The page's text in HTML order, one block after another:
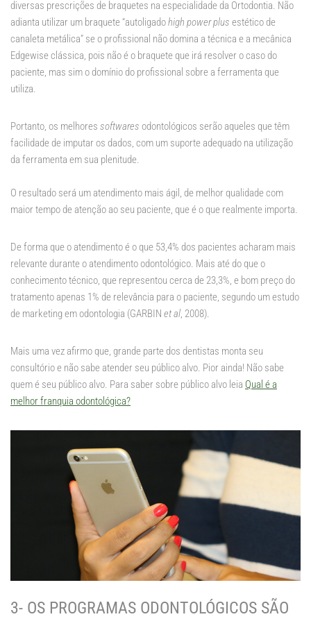
diversas prescrições de braquetes na especialidade da Ortodontia. Não
adianta utilizar um braquete “autoligadohigh power plus estético de
canaleta metálica” se o profissional não domina a técnica e a mecânica
Edgewise clássica, pois não é o braquete que irá resolver o caso do
paciente, mas sim o domínio do profissional sobre a ferramenta que
utiliza.
Portanto, os melhores softwares odontológicos serão aqueles que têm
facilidade de imputar os dados, com um suporte adequado na utilização
da ferramenta em sua plenitude.
O resultado será um atendimento mais ágil, de melhor qualidade com
maior tempo de atenção ao seu paciente, que é o que realmente importa.
De forma que o atendimento é o que 53,4% dos pacientes acharam mais
relevante durante o atendimento odontológico. Mais até do que o
conhecimento técnico, que representou cerca de 23,3%, e bom preço do
tratamento apenas 1% de relevância para o paciente, segundo um estudo
de marketing em odontologia (GARBIN et al, 2008).
Mais uma vez afirmo que, grande parte dos dentistas monta seu
consultório e não sabe atender seu público alvo. Pior ainda! Não sabe
quem é seu público alvo. Para saber sobre público alvo leia Qual é a
melhor franquia odontológica?
3- OS PROGRAMAS ODONTOLÓGICOS SÃO